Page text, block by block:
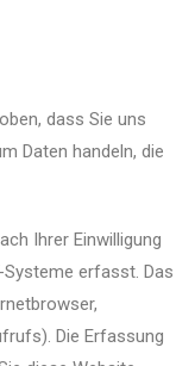
dass Sie uns
Daten handeln, die
Ihrer Einwilligung
erfasst. Das
Die Erfassung